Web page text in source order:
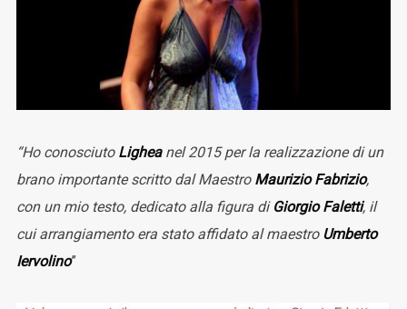
“Ho conosciuto Ligheanel 2015 per la realizzazione di un
brano importante scritto dal Maestro Maurizio Fabrizio,
con un mio testo, dedicato alla figura di Giorgio Faletti, il
cui arrangiamento era stato affidato al maestro Umberto
Iervolino”